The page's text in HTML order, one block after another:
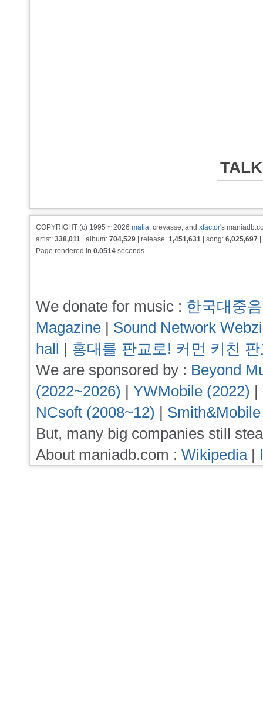
TALK
COPYRIGHT (c) 1995 ~ 2026 matia, crevasse, and xfactor's
artist: 338,011 | album: 704,529 | release: 1,451,631 | song: 6,025,697
Page rendered in 0.0514 seconds
We donate for music : 한국대중
Magazine | Sound Network
hall | 홍대를 판교로! 커먼 키친
We are sponsored by : Beyond
(2022~2026) | YWMobile (2022) |
NCsoft (2008~12) |
But, many big companies still
About maniadb.com : Wikipedia|